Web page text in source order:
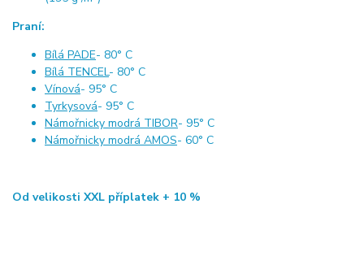
Praní:
Bílá PADE- 80° C
Bílá TENCEL- 80° C
Vínová- 95° C
Tyrkysová- 95° C
Námořnicky modrá TIBOR- 95° C
Námořnicky modrá AMOS- 60° C
Od velikosti XXL příplatek + 10 %